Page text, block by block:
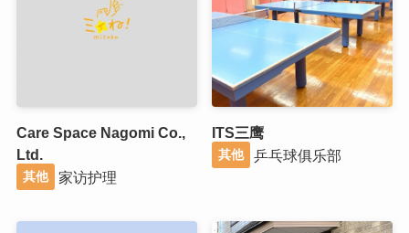
Care Space Nagomi Co.,
Ltd.
其他 家访护理
ITS三鹰
其他 乒乓球俱乐部